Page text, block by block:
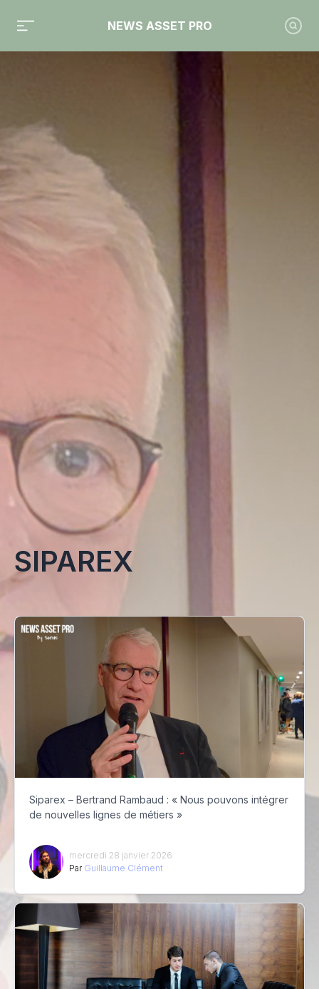
NEWS ASSET PRO
Toute l'actualité sur le tag "Siparex"
SIPAREX
Siparex – Bertrand Rambaud : « Nous pouvons intégrer
de nouvelles lignes de métiers »
mercredi 28 janvier 2026
Par Guillaume Clément